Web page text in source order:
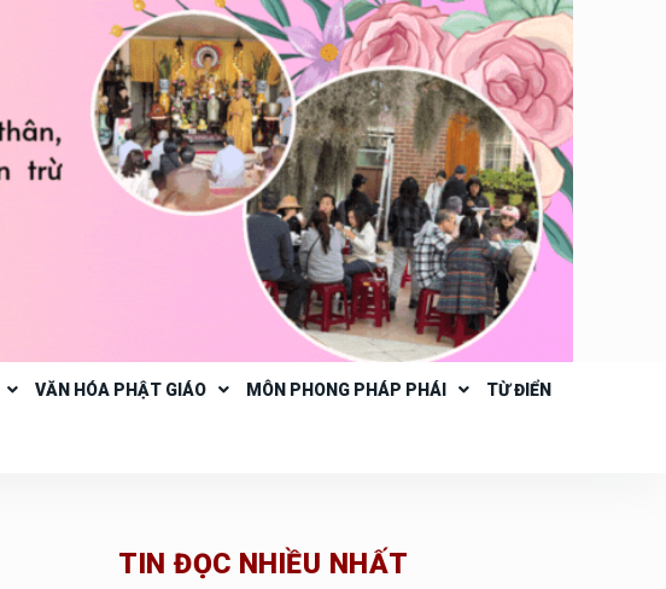
VĂN HÓA PHẬT GIÁO MÔN PHONG PHÁP PHÁI TỪ ĐIỂN
TIN ĐỌC NHIỀU NHẤT